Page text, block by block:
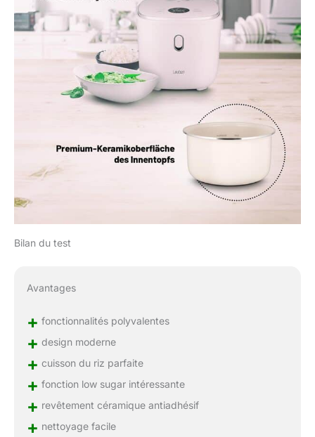
avons joint un livre de
cuisine avec 5 recettes
simples et saines. La
cuillère fournie et la
cuillère de mesure sont
un bonus
supplémentaire.
Bilan du test
Avantages
+ fonctionnalités polyvalentes
+ design moderne
+ cuisson du riz parfaite
+ fonction low sugar intéressante
+ revêtement céramique antiadhésif
+ nettoyage facile